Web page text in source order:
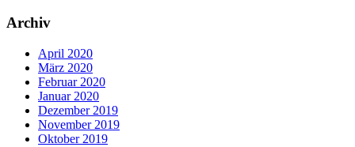
Archiv
April 2020
März 2020
Februar 2020
Januar 2020
Dezember 2019
November 2019
Oktober 2019